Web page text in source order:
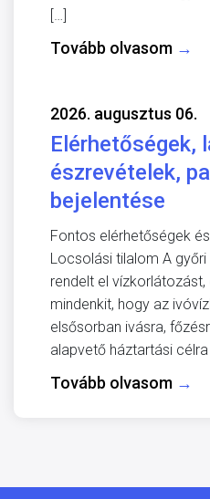
[…]
Tovább olvasom →
2026. augusztus 06.
Elérhetőségek,
észrevételek,
bejelentése
Fontos elérhetőségek
Locsolási tilalom A
rendelt el vízkorlátozást,
mindenkit, hogy az
elsősorban ivásra,
alapvető háztartási
Tovább olvasom →